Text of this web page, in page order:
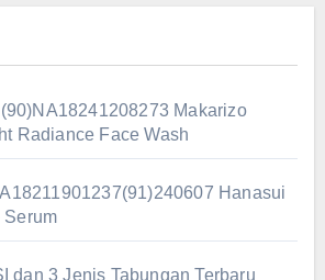
Makarizo
Radiance Face Wash
Hanasui
Serum
dan 3 Jenis Tabungan Terbaru